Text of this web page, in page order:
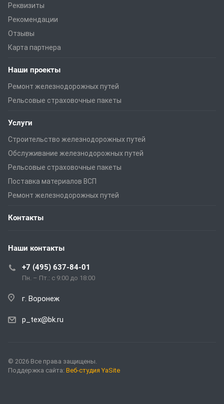
Реквизиты
Рекомендации
Отзывы
Карта партнера
Наши проекты
Ремонт железнодорожных путей
Рельсовые страховочные пакеты
Услуги
Строительство железнодорожных путей
Обслуживание железнодорожных путей
Рельсовые страховочные пакеты
Поставка материалов ВСП
Ремонт железнодорожных путей
Контакты
Наши контакты
+7 (495) 637-84-01
Пн. – Пт.: с 9:00 до 18:00
г. Воронеж
p_tex@bk.ru
© 2026 Все права защищены.
Поддержка сайта: Веб-студия YaSite